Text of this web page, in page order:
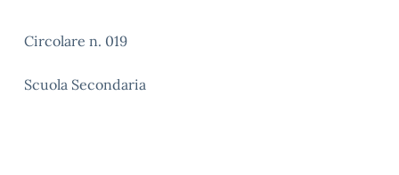
Circolare n. 019
Scuola Secondaria